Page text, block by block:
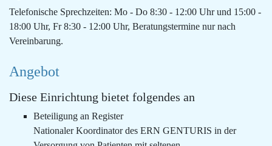
Telefonische Sprechzeiten: Mo - Do 8:30 - 12:00 Uhr und 15:00 -
18:00 Uhr, Fr 8:30 - 12:00 Uhr, Beratungstermine nur nach
Vereinbarung.
Angebot
Diese Einrichtung bietet folgendes an
Beteiligung an Register
Nationaler Koordinator des ERN GENTURIS in der